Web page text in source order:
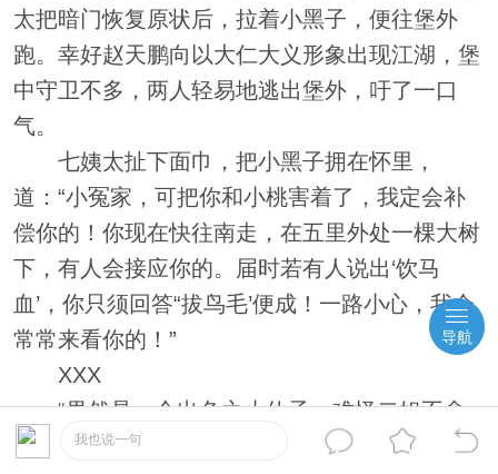
太把暗门恢复原状后，拉着小黑子，便往堡外
跑。幸好赵天鹏向以大仁大义形象出现江湖，堡
中守卫不多，两人轻易地逃出堡外，吁了一口
气。
七姨太扯下面巾，把小黑子拥在怀里，
道：“小冤家，可把你和小桃害着了，我定会补
偿你的！你现在快往南走，在五里外处一棵大树
下，有人会接应你的。届时若有人说出‘饮马
血’，你只须回答“拔鸟毛’便成！一路小心，我会
常常来看你的！”
XXX
“果然是一个出色之小伙子，难怪二姐不舍
得把你杀掉，千方百计冒险救你出来！小伙子，
我也说一句
导航